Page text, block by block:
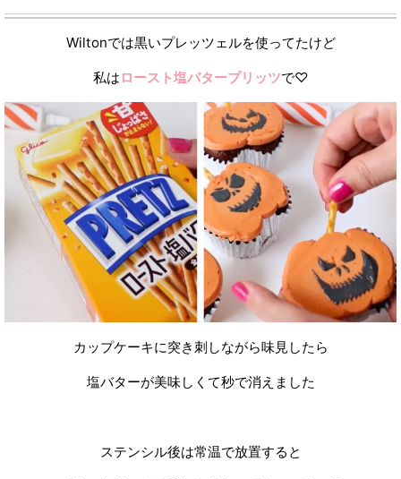
Wiltonでは黒いプレッツェルを使ってたけど
私は ロースト塩バタープリッツで♡
カップケーキに突き刺しながら味見したら
塩バターが美味しくて秒で消えました
ステンシル後は常温で放置すると